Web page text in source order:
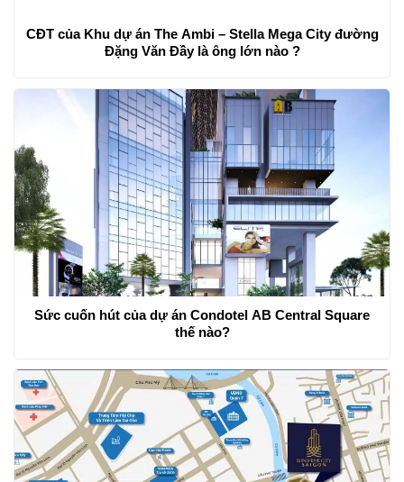
CĐT của Khu dự án The Ambi – Stella Mega City đường
Đặng Văn Đầy là ông lớn nào ?
Sức cuốn hút của dự án Condotel AB Central Square
thế nào?